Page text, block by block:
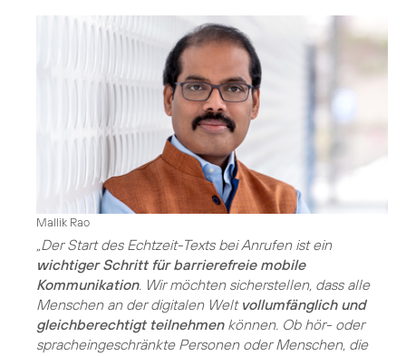
Mallik Rao
„Der Start des Echtzeit-Texts bei Anrufen ist ein
wichtiger Schritt für barrierefreie mobile
Kommunikation. Wir möchten sicherstellen, dass alle
Menschen an der digitalen Welt vollumfänglich und
gleichberechtigt teilnehmenkönnen. Ob hör- oder
spracheingeschränkte Personen oder Menschen, die